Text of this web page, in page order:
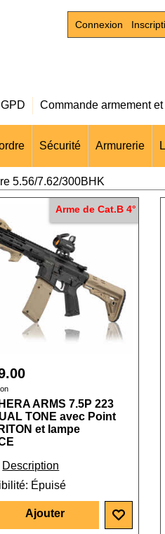
Connexion
Commande armement
Sécurité Armurerie
5.56/7.62/300BHK
Arme de Cat.B 4°
ARMS 7.5P 223
TONE avec Point
et lampe
Description
: Épuisé
Ajouter